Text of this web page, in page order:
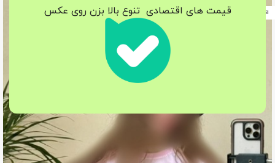
قیمت های اقتصادی تنوع بالا بزن روی عکس اتمام موجودی